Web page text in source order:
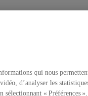
qui nous
d’analyser les
sélectionnant « Préférences ».